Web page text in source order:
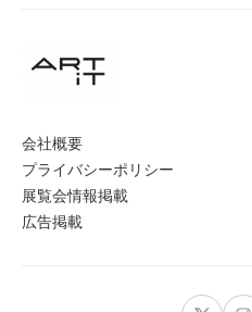
会社概要
プライバシーポリシー
展覧会情報掲載
広告掲載